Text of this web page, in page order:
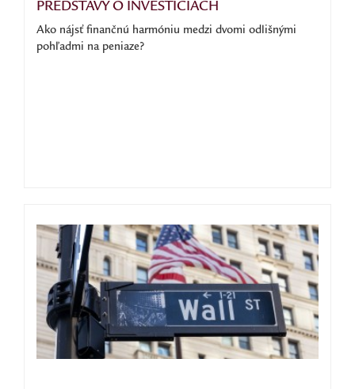
PREDSTAVY O INVESTÍCIÁCH
Ako nájsť finančnú harmóniu medzi dvomi odlišnými
pohľadmi na peniaze?